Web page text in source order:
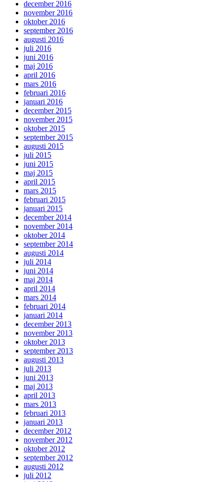
december 2016
november 2016
oktober 2016
september 2016
augusti 2016
juli 2016
juni 2016
maj 2016
april 2016
mars 2016
februari 2016
januari 2016
december 2015
november 2015
oktober 2015
september 2015
augusti 2015
juli 2015
juni 2015
maj 2015
april 2015
mars 2015
februari 2015
januari 2015
december 2014
november 2014
oktober 2014
september 2014
augusti 2014
juli 2014
juni 2014
maj 2014
april 2014
mars 2014
februari 2014
januari 2014
december 2013
november 2013
oktober 2013
september 2013
augusti 2013
juli 2013
juni 2013
maj 2013
april 2013
mars 2013
februari 2013
januari 2013
december 2012
november 2012
oktober 2012
september 2012
augusti 2012
juli 2012